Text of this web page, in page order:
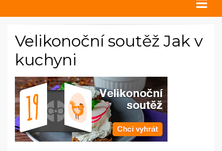
Velikonoční soutěž Jak v
kuchyni